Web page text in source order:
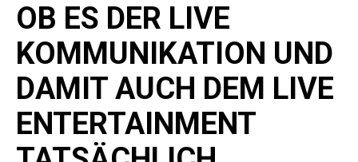
OB ES DER LIVE
KOMMUNIKATION UND
DAMIT AUCH DEM LIVE
ENTERTAINMENT